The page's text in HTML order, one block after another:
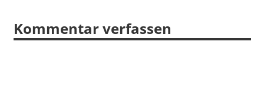
Kommentar verfassen